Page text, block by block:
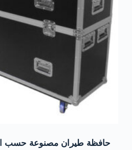
حافظة طيران مصنوعة حسب